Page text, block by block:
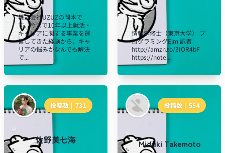
株式会社UZUZの岡本で
す。今まで10年以上就活・
キャリアに関する事業を運
営してきた経験から、キャ
リアの悩みがなんでも解決
で...
情報学修士（東京大学） プ
ログラミングElm 訳者
http://amzn.to/3IOR4bF
https://note...
投稿数 | 731
佐野美七海
投稿数 | 554
Miduki Takemoto